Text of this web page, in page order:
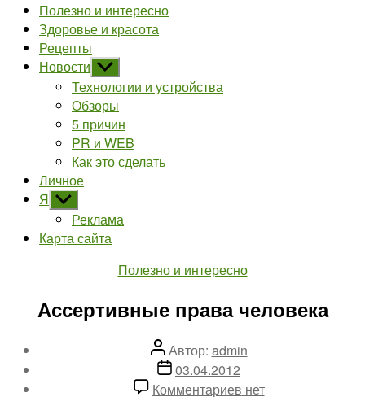
Полезно и интересно
Здоровье и красота
Рецепты
Новости Показывать
подменю
Технологии и устройства
Обзоры
5 причин
PR и WEB
Как это сделать
Личное
Я Показывать
подменю
Реклама
Карта сайта
Рубрики
Полезно и интересно
Ассертивные права человека
Автор
записи
Автор: admin
Дата
записи
03.04.2012
Комментариевкнет